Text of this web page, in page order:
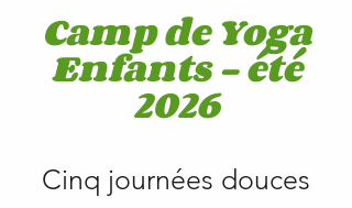
Camp de Yoga
Enfants – été
2026
Cinq journées douces